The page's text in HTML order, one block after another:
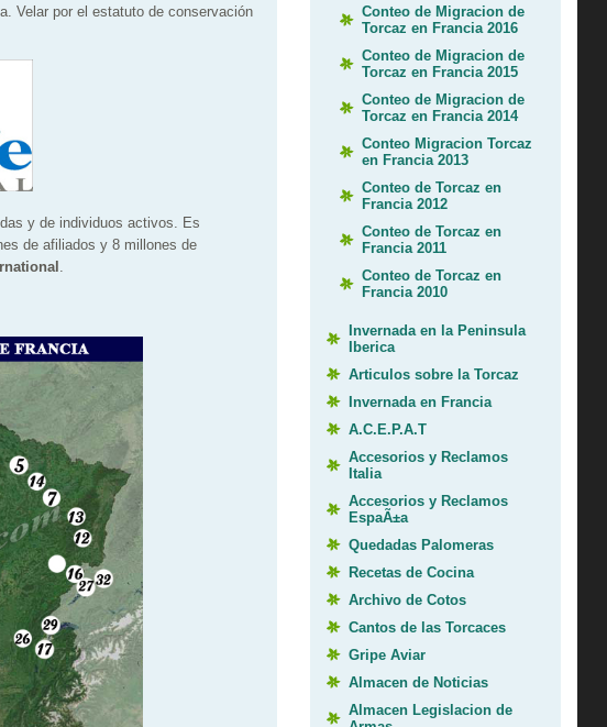
Velar por el estatuto de conservación
y de individuos activos. Es
de afiliados y 8 millones de
.
Conteo de Migracion de
Torcaz en Francia 2016
Conteo de Migracion de
Torcaz en Francia 2015
Conteo de Migracion de
Torcaz en Francia 2014
Conteo Migracion Torcaz
en Francia 2013
Conteo de Torcaz en
Francia 2012
Conteo de Torcaz en
Francia 2011
Conteo de Torcaz en
Francia 2010
Invernada en la Peninsula
Iberica
Articulos sobre la Torcaz
Invernada en Francia
A.C.E.P.A.T
Accesorios y Reclamos
Italia
Accesorios y Reclamos
EspaÃ±a
Quedadas Palomeras
Recetas de Cocina
Archivo de Cotos
Cantos de las Torcaces
Gripe Aviar
Almacen de Noticias
Almacen Legislacion de